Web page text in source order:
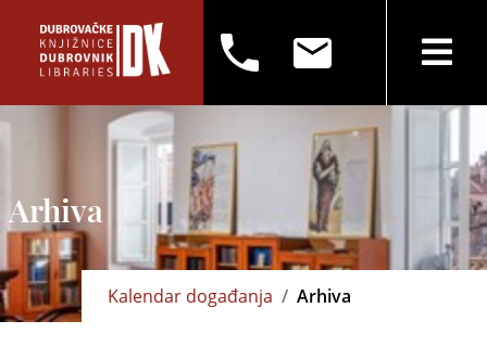
Arhiva
Kalendar događanja Arhiva